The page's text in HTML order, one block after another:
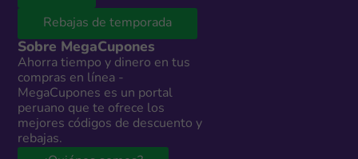
Rebajas de temporada
Sobre MegaCupones
Ahorra tiempo y dinero en tus
compras en línea -
MegaCupones es un portal
peruano que te ofrece los
mejores códigos de descuento y
rebajas.